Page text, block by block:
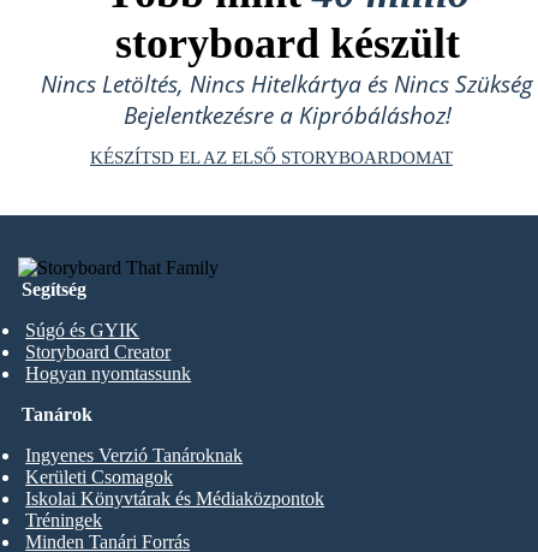
storyboard készült
Nincs Letöltés, Nincs Hitelkártya és Nincs Szükség
Bejelentkezésre a Kipróbáláshoz!
KÉSZÍTSD EL AZ ELSŐ STORYBOARDOMAT
Segítség
Súgó és GYIK
Storyboard Creator
Hogyan nyomtassunk
Tanárok
Ingyenes Verzió Tanároknak
Kerületi Csomagok
Iskolai Könyvtárak és Médiaközpontok
Tréningek
Minden Tanári Forrás